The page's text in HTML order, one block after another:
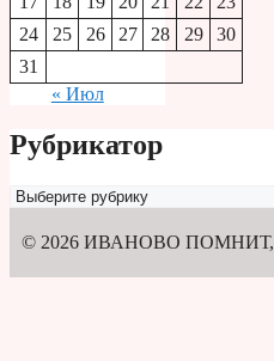
24
25 26 27 28 29
30
31
« Июл
Рубрикатор
Рубрикатор
© 2026 ИВАНОВО ПОМНИТ,